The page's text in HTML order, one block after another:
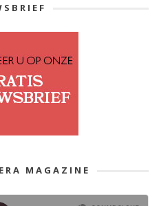
MAGAZINE